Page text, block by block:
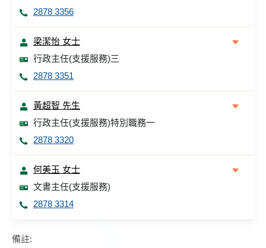
2878 3356
梁潔怡 女士
行政主任(支援服務)三
2878 3351
黃超智 先生
行政主任(支援服務)特別職務一
2878 3320
何美玉 女士
文書主任(支援服務)
2878 3314
備註: